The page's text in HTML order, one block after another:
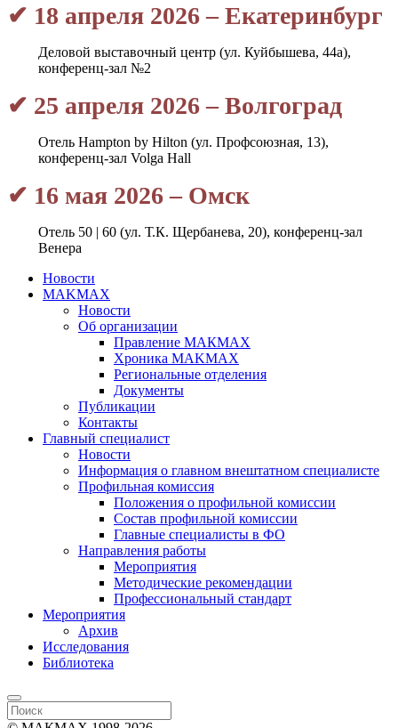
✔ 18 апреля 2026 – Екатеринбург
Деловой выставочный центр (ул. Куйбышева, 44а),
конференц-зал №2
✔ 25 апреля 2026 – Волгоград
Отель Hampton by Hilton (ул. Профсоюзная, 13),
конференц-зал Volga Hall
✔ 16 мая 2026 – Омск
Отель 50 | 60 (ул. Т.К. Щербанева, 20), конференц-зал
Венера
Новости
MAKMAX
Новости
Об организации
Правление МАКМАХ
Хроника MAKMAX
Региональные отделения
Документы
Публикации
Контакты
Главный специалист
Новости
Информация о главном внештатном специалисте
Профильная комиссия
Положения о профильной комиссии
Состав профильной комиссии
Главные специалисты в ФО
Направления работы
Мероприятия
Методические рекомендации
Профессиональный стандарт
Мероприятия
Архив
Исследования
Библиотека